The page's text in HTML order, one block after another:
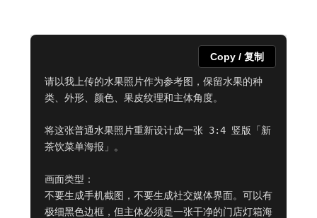
请以我上传的水果照片作为参考图，保留水果的种
类、外形、颜色、果皮纹理和主体角度。
将这张普通水果照片重新设计成一张 3:4 竖版「新
茶饮菜单海报」。
画面类型：
不要生成手机截图，不要生成社交媒体界面。可以有
极细黑色边框，但主体必须是一张干净的门店灯箱海
Copy / 复制